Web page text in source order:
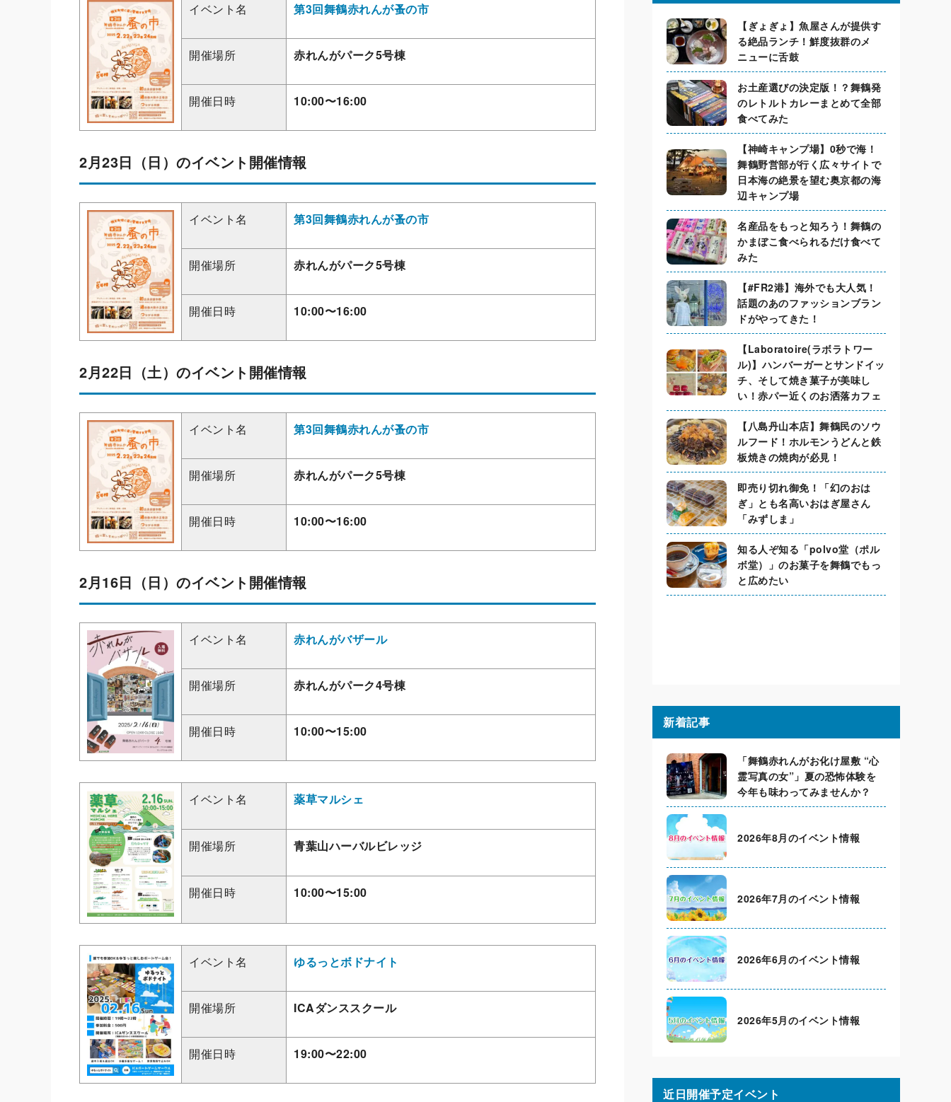
イベント名 第3回舞鶴赤れんが蚤の市
開催場所 赤れんがパーク5号棟
開催日時 10:00〜16:00
2月23日（日）のイベント開催情報
イベント名 第3回舞鶴赤れんが蚤の市
開催場所 赤れんがパーク5号棟
開催日時 10:00〜16:00
2月22日（土）のイベント開催情報
イベント名 第3回舞鶴赤れんが蚤の市
開催場所 赤れんがパーク5号棟
開催日時 10:00〜16:00
2月16日（日）のイベント開催情報
イベント名 赤れんがバザール
開催場所 赤れんがパーク4号棟
開催日時 10:00〜15:00
イベント名 薬草マルシェ
開催場所 青葉山ハーバルビレッジ
開催日時 10:00〜15:00
イベント名 ゆるっとボドナイト
開催場所 ICAダンススクール
開催日時 19:00〜22:00
【ぎょぎょ】魚屋さんが提供す
る絶品ランチ！鮮度抜群のメ
ニューに舌鼓
お土産選びの決定版！？舞鶴発
のレトルトカレーまとめて全部
食べてみた
【神崎キャンプ場】0秒で海！
舞鶴野営部が行く広々サイトで
日本海の絶景を望む奥京都の海
辺キャンプ場
名産品をもっと知ろう！舞鶴の
かまぼこ食べられるだけ食べて
みた
【#FR2港】海外でも大人気！
話題のあのファッションブラン
ドがやってきた！
【Laboratoire(ラボラトワー
ル)】ハンバーガーとサンドイッ
チ、そして焼き菓子が美味し
い！赤パー近くのお洒落カフェ
【八島丹山本店】舞鶴民のソウ
ルフード！ホルモンうどんと鉄
板焼きの焼肉が必見！
即売り切れ御免！「幻のおは
ぎ」とも名高いおはぎ屋さん
「みずしま」
知る人ぞ知る「polvo堂（ポル
ボ堂）」のお菓子を舞鶴でもっ
と広めたい
新着記事
「舞鶴赤れんがお化け屋敷 “心
霊写真の女”」夏の恐怖体験を
今年も味わってみませんか？
2026年8月のイベント情報
2026年7月のイベント情報
2026年6月のイベント情報
2026年5月のイベント情報
近日開催予定イベント